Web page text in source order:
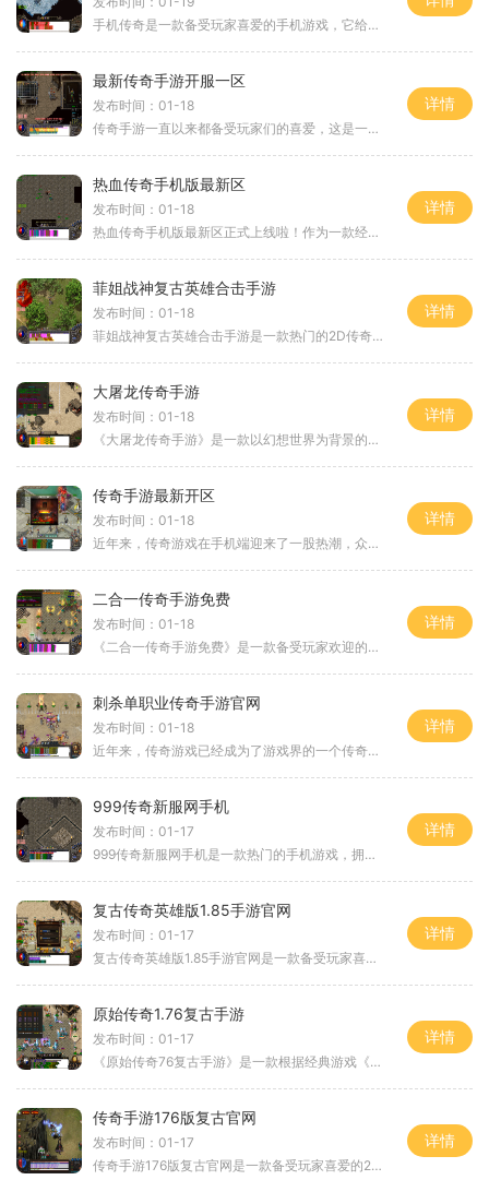
手机传奇是一款备受玩家喜爱的手机游戏，它给玩家带来了无尽的乐趣和刺激。在这款游戏中，玩家可以选择不同的职业来进行冒险，击败强大的敌人，并解锁更高级的装备和技能。在
最新传奇手游开服一区
发布时间：01-18
传奇手游一直以来都备受玩家们的喜爱，这是一款经典的多人在线游戏，以其精彩的战斗、独特的玩法和无与伦比的社交体验而闻名于世。最新传奇手游开服一区在全球范围内引起了广
详情
热血传奇手机版最新区
发布时间：01-18
热血传奇手机版最新区正式上线啦！作为一款经典的传奇游戏，这款手机版延续了2D游戏的经典风格，让玩家能够在手机上尽情感受到传奇的魅力。游戏以角色扮演为主题，玩家可以扮演
详情
菲姐战神复古英雄合击手游
发布时间：01-18
菲姐战神复古英雄合击手游是一款热门的2D传奇类型游戏，它将你带入一个充满传奇冒险的幻想世界。这款游戏融合了角色扮演、万人在线、玩家互动等元素，给玩家带来了沉浸式的游戏
详情
大屠龙传奇手游
发布时间：01-18
《大屠龙传奇手游》是一款以幻想世界为背景的多人在线角色扮演游戏。作为一款非常经典的手游，它不仅拥有丰富的游戏玩法，还具备引人入胜的剧情，给玩家呈现了一个绚丽多彩的
详情
传奇手游最新开区
发布时间：01-18
近年来，传奇游戏在手机端迎来了一股热潮，众多玩家为了体验经典的2D游戏和角色扮演的乐趣，纷纷加入其中。而传奇手游作为其中的一员，更是以其独特的魅力吸引了无数玩家的关注
详情
二合一传奇手游免费
发布时间：01-18
《二合一传奇手游免费》是一款备受玩家欢迎的2D角色扮演游戏，拥有万人在线的玩家互动功能，融入了传奇游戏的独特玩法和全新的创新元素。本文将详细介绍这款游戏的具体玩法，让
详情
刺杀单职业传奇手游官网
发布时间：01-18
近年来，传奇游戏已经成为了游戏界的一个传奇，无处不在的角色扮演，极富刺激的玩法，万人在线的大型多人游戏场景，以及玩家之间的互动，使得传奇游戏成为了游戏玩家心目中的
详情
999传奇新服网手机
发布时间：01-17
999传奇新服网手机是一款热门的手机游戏，拥有丰富多样的玩法，给玩家带来了无尽的乐趣和刺激。该游戏以传奇为题材，融合了动作、策略和冒险的元素，让玩家在虚拟的游戏世界中
详情
复古传奇英雄版1.85手游官网
发布时间：01-17
复古传奇英雄版1.85手游官网是一款备受玩家喜爱的2D传奇角色扮演游戏，拥有万人在线的庞大玩家群体和丰富多彩的游戏内容，为玩家带来了极具挑战性和乐趣的游戏体验。作为一款2
详情
原始传奇1.76复古手游
发布时间：01-17
《原始传奇76复古手游》是一款根据经典游戏《传奇》改编而成的手机游戏，以还原经典的玩法和画面为目标，让玩家重回传奇的世界，体验最纯正的游戏乐趣。游戏中包含了丰富的玩法
详情
传奇手游176版复古官网
发布时间：01-17
传奇手游176版复古官网是一款备受玩家喜爱的2D游戏，以角色扮演为主题，提供了万人在线的玩家互动体验。这款游戏独特的玩法和全新的创意吸引了众多玩家的关注，成为了一代经典。
详情